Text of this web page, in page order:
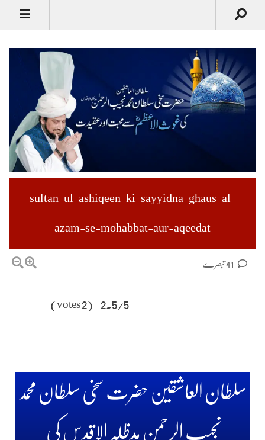
sultan-ul-ashiqeen-ki-sayyidna-ghaus-al-
azam-se-mohabbat-aur-aqeedat
2.5/5 - (2 votes)
سلطان العاشقین حضرت سخی سلطان محمد
نجیب الرحمن مدظلہ الاقدس کی